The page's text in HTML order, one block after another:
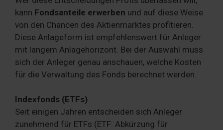
kann Fondsanteile erwerben und auf diese Weise
von den Chancen des Aktienmarktes profitieren.
Diese Anlageform ist empfehlenswert für Anleger
mit langem Anlagehorizont. Bei der Auswahl muss
sich der Anleger genau anschauen, welche Kosten
für die Verwaltung des Fonds berechnet werden.
Indexfonds (ETFs)
Seit einigen Jahren entscheiden sich Anleger
zunehmend für ETFs (ETF: Abkürzung für